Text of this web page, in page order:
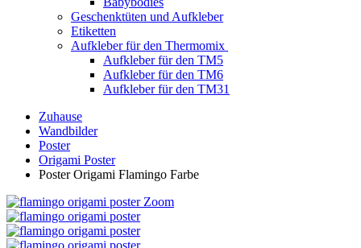
Geschenktüten und Aufkleber
Etiketten
Aufkleber für den Thermomix
Aufkleber für den TM5
Aufkleber für den TM6
Aufkleber für den TM31
Zuhause
Wandbilder
Poster
Origami Poster
Poster Origami Flamingo Farbe
Zoom